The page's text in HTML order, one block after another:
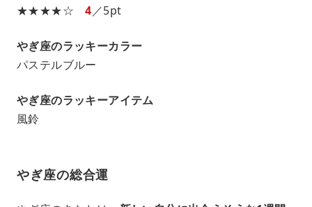
★★★★☆4／5pt
やぎ座のラッキーカラー
パステルブルー
やぎ座のラッキーアイテム
風鈴
やぎ座の総合運